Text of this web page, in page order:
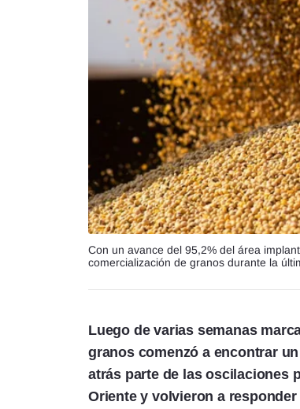
Con un avance del 95,2% del área
comercialización de granos durante la
Luego de varias semanas
granos comenzó a encontrar
atrás parte de las oscilaciones
Oriente y volvieron a